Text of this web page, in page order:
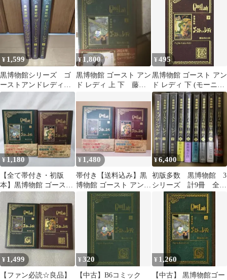
田 和日郎 / 講談社
¥ 1,599
黒博物館シリーズ ゴ
ーストアンドレディ上
下巻 スプリンガル
ド 3冊セット
¥1,800
黒博物館 ゴースト アン
ド レディ 上 下 藤田
¥495
黒博物館 ゴースト アン
ド レディ 下 (モーニン
グKC)
¥1,180
【全て帯付き・初版
本】黒博物館 ゴースト
アンドレディ 上下2巻
セット 藤田和日郎
¥1,480
帯付き【送料込み】黒
博物館 ゴースト アンド
レディ 上下巻 藤田和
日郎
¥6,400
初版多数 黒博物館 3
シリーズ 計9冊 全
巻 セット s26 666
¥ 1,499
【ファン必読☆良品】
¥320
【中古】B6コミック
¥ 1,260
【中古】 黒博物館ゴー